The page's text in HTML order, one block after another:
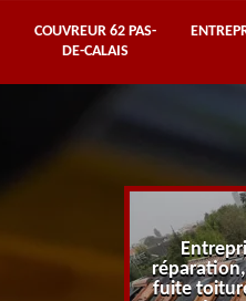
COUVREUR 62 PAS-
DE-CALAIS
fuite